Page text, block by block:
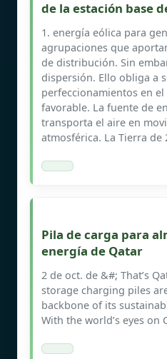
de la estación base
1. energía eólica para
agrupaciones que
de distribución. Sin
dispersión. Ello obliga a
perfeccionamientos en
favorable. La fuente de
transporta el aire en
atmosférica. La Tierra de
Pila de carga para
energía de Qatar
2 de oct. de &#; That’s
storage charging piles
backbone of its
With the world’s eyes on